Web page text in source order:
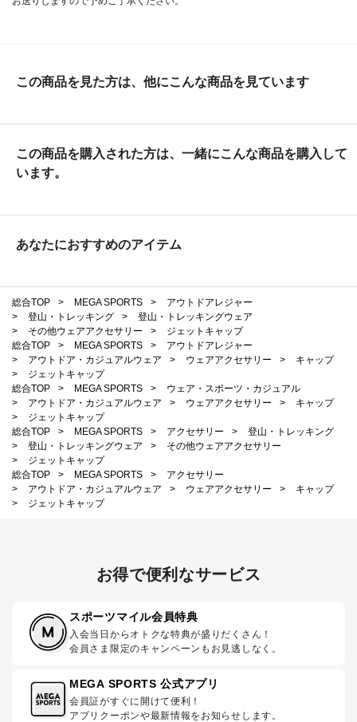
この商品を見た方は、他にこんな商品を見ています
この商品を購入された方は、一緒にこんな商品を購入して
います。
あなたにおすすめのアイテム
総合TOP > MEGA SPORTS >
アウトドアレジャー
>
登山・トレッキング >
登山・トレッキングウェア
>
その他ウェアアクセサリー >
ジェットキャップ
総合TOP
> MEGA SPORTS >
アウトドアレジャー
>
アウトドア・カジュアルウェア > ウェアアクセサリー >
キャップ
>
ジェットキャップ
総合TOP
> MEGA SPORTS >
ウェア・スポーツ・カジュアル
>
アウトドア・カジュアルウェア > ウェアアクセサリー >
キャップ
>
ジェットキャップ
総合TOP
> MEGA SPORTS > アクセサリー >
登山・トレッキング
>
登山・トレッキングウェア >
その他ウェアアクセサリー
>
ジェットキャップ
総合TOP
> MEGA SPORTS >
アクセサリー
>
アウトドア・カジュアルウェア > ウェアアクセサリー >
キャップ
>
ジェットキャップ
お得で便利なサービス
スポーツマイル会員特典
入会当日からオトクな特典が盛りだくさん！
会員さま限定のキャンペーンもお見逃しなく。
MEGA SPORTS 公式アプリ
会員証がすぐに開けて便利！
アプリクーポンや最新情報をお知らせします。